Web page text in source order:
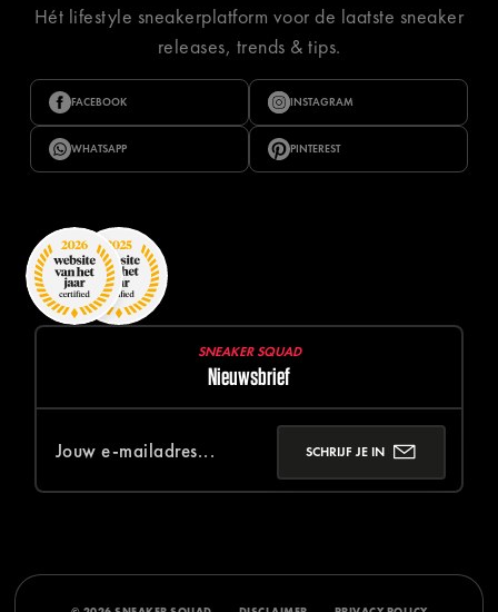
Hét lifestyle sneakerplatform voor de laatste sneaker
releases, trends & tips.
FACEBOOK INSTAGRAM
WHATSAPP PINTEREST
SNEAKER SQUAD
Nieuwsbrief
SCHRIJF JE IN